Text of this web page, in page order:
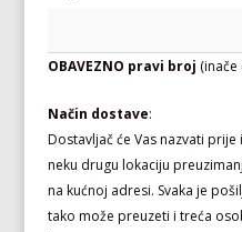
OBAVEZNO pravi broj
Način dostave:
Dostavljač će Vas nazvati
neku drugu lokaciju
na kućnoj adresi. Svaka je
tako može preuzeti i treća